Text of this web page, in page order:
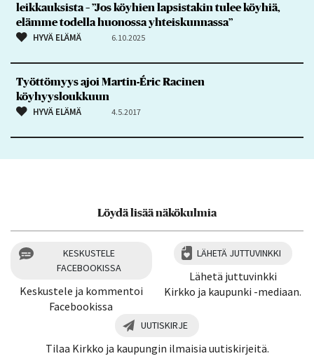
leikkauksista – ”Jos köyhien lapsistakin tulee köyhiä,
elämme todella huonossa yhteiskunnassa”
HYVÄ ELÄMÄ 6.10.2025
Työttömyys ajoi Martin-Éric Racinen
köyhyysloukkuun
HYVÄ ELÄMÄ 4.5.2017
Löydä lisää näkökulmia
KESKUSTELE
FACEBOOKISSA
Keskustele ja kommentoi
Facebookissa
LÄHETÄ JUTTUVINKKI
Lähetä juttuvinkki
Kirkko ja kaupunki -mediaan.
UUTISKIRJE
Tilaa Kirkko ja kaupungin ilmaisia uutiskirjeitä.